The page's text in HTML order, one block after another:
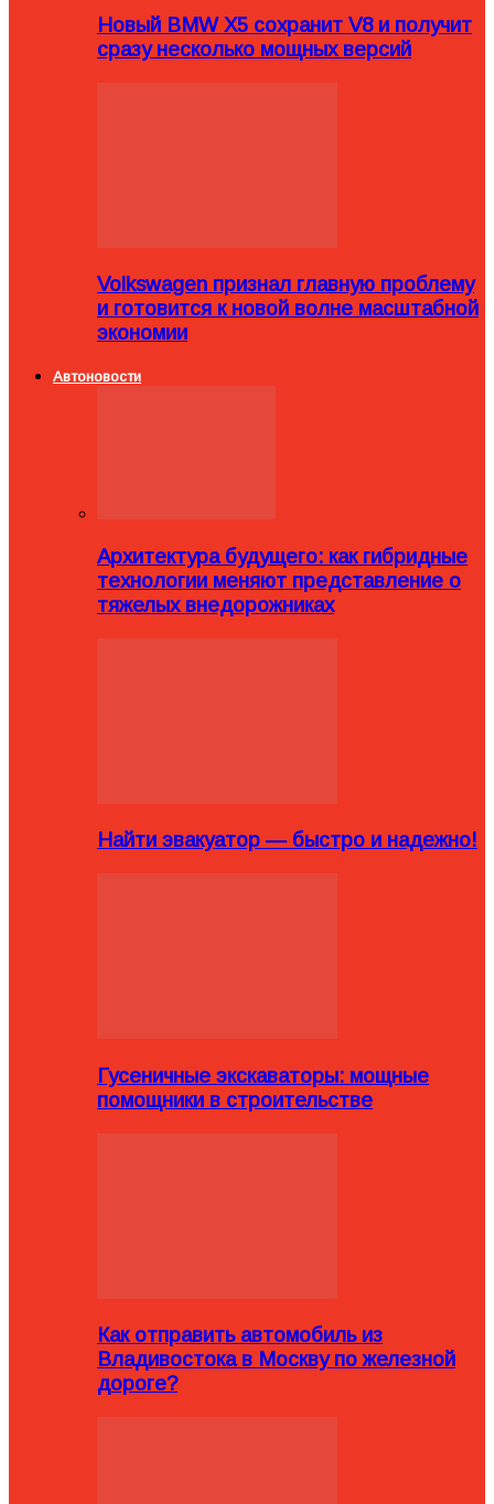
Новый BMW X5 сохранит V8 и получит
сразу несколько мощных версий
Volkswagen признал главную проблему
и готовится к новой волне масштабной
экономии
Автоновости
Архитектура будущего: как гибридные
технологии меняют представление о
тяжелых внедорожниках
Найти эвакуатор — быстро и надежно!
Гусеничные экскаваторы: мощные
помощники в строительстве
Как отправить автомобиль из
Владивостока в Москву по железной
дороге?